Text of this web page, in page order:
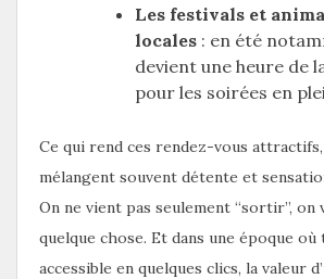
Les festivals et
locales : en été
devient une heure de
pour les soirées en
Ce qui rend ces rendez-vous attractifs,
mélangent souvent détente et
On ne vient pas seulement “sortir”, on
quelque chose. Et dans une époque
accessible en quelques clics, la valeur